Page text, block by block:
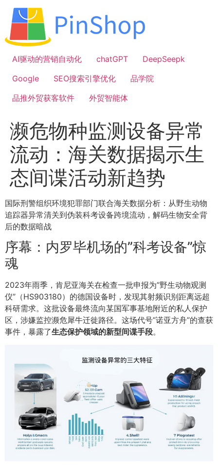
容
AI驱动的营销自动化
chatGPT
DeepSeepk
Google
SEO搜索引擎优化
品学院
品推外贸获客软件
外贸智能体
濒危物种监测设备异常
流动：海关数据揭示生
态间谍活动新趋势
国际刑警组织环境犯罪部门联合海关数据分析：从野生动物
追踪器异常清关到伪装科考设备跨境流动，解码生物安全背
后的数据暗战
序幕：内罗毕机场的”科考设备”惊
魂
2023年雨季，肯尼亚海关在检查一批申报为”野生动物观测
仪”（HS903180）的德国设备时，发现其射频识别距离远超
科研需求。这批设备最终流向某国军事基地附近的私人保护
区，涉嫌监控濒危犀牛迁徙路径。这场代号”诺亚方舟”的查获
事件，暴露了生态保护领域的新型间谍手段。